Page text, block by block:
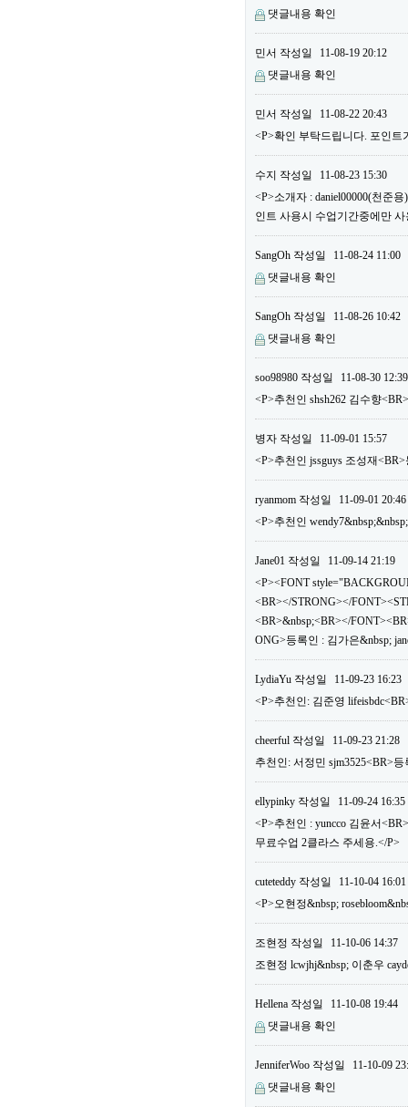
댓글내용 확인
민서 작성일
11-08-19 20:12
댓글내용 확인
민서 작성일
11-08-22 20:43
<P>확인 부탁드립니다. 포인트
수지 작성일
11-08-23 15:30
<P>소개자 : daniel00000(천준
인트 사용시 수업기간중에만
SangOh 작성일
11-08-24 11:00
댓글내용 확인
SangOh 작성일
11-08-26 10:42
댓글내용 확인
soo98980 작성일
11-08-30 12:39
<P>추천인 shsh262 김수향
병자 작성일
11-09-01 15:57
<P>추천인 jssguys 조성재
ryanmom 작성일
11-09-01 20:46
<P>추천인
Jane01 작성일
11-09-14 21:19
<P><FONT
<BR></STRONG></
<BR>&nbsp;<BR></
ONG>등록인 : 김가은&nbsp;
LydiaYu 작성일
11-09-23 16:23
<P>추천인: 김준영
cheerful 작성일
11-09-23 21:28
추천인: 서정민 sjm3525<BR>등
ellypinky 작성일
11-09-24 16:35
<P>추천인 : yuncco 김윤서
무료수업 2클라스 주세용.</P>
cuteteddy 작성일
11-10-04 16:01
<P>오현정&nbsp;
조현정 작성일
11-10-06 14:37
조현정 lcwjhj&nbsp; 이춘우
Hellena 작성일
11-10-08 19:44
댓글내용 확인
JenniferWoo 작성일
11-10-09
댓글내용 확인